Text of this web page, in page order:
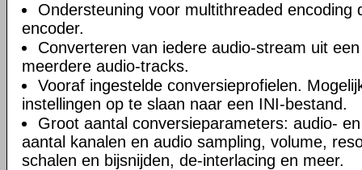
Ondersteuning voor multithreaded encoding
encoder.
Converteren van iedere audio-stream uit
meerdere audio-tracks.
Vooraf ingestelde conversieprofielen.
instellingen op te slaan naar een INI-bestand.
Groot aantal conversieparameters: audio-
aantal kanalen en audio sampling, volume,
schalen en bijsnijden, de-interlacing en meer.